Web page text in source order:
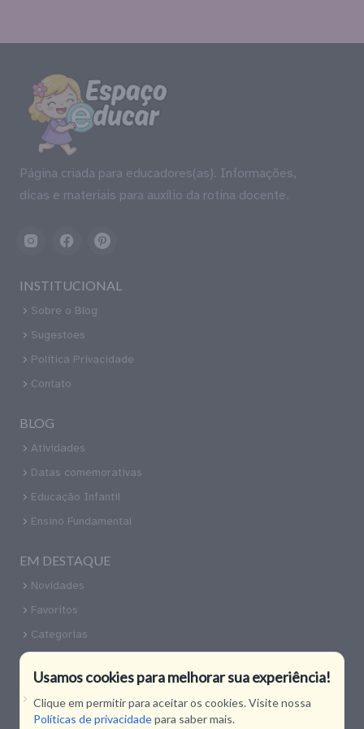
Usamos cookies para melhorar sua experiência!
Clique em permitir para aceitar os cookies. Visite nossa
Políticas de privacidadepara saber mais.
Página criada para educadores(as). Informações,
dicas e materiais para auxílio da rotina docente.
INSTITUCIONAL
Sobre o Blog
Sugestoes
Política Privacidade
Contato
BLOG
Atividades
Datas comemorativas
Educação Infantil
Ensino Fundamental
EM DESTAQUE
Novidades
Favoritos
Categorias
CONTATO
Nossas Redes Sociais